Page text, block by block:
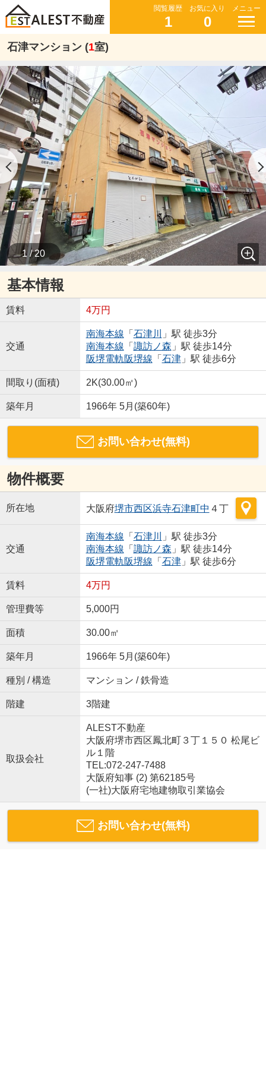
閲覧履歴
1
お気に入り
0
メニュー
石津マンション (1室)
1 / 20
基本情報
賃料 4万円
交通
南海本線 「 石津川
」駅 徒歩3分
南海本線 「 諏訪ノ森 」駅 徒歩14分
阪堺電軌阪堺線 「 石津」駅 徒歩6分
間取り(面積) 2K(30.00㎡)
築年月 1966年 5月(築60年)
お問い合わせ(無料)
物件概要
所在地 大阪府堺市西区浜寺石津町中 ４丁
交通
南海本線 「 石津川
」駅 徒歩3分
南海本線 「 諏訪ノ森 」駅 徒歩14分
阪堺電軌阪堺線 「 石津」駅 徒歩6分
賃料 4万円
管理費等 5,000円
面積 30.00㎡
築年月 1966年 5月(築60年)
種別 / 構造 マンション / 鉄骨造
階建 3階建
取扱会社
ALEST不動産
大阪府堺市西区鳳北町３丁１５０ 松尾ビ
ル１階
TEL:072-247-7488
大阪府知事 (2) 第62185号
(一社)大阪府宅地建物取引業協会
お問い合わせ(無料)